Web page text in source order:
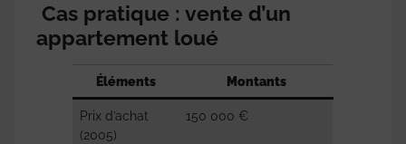
Cas pratique : vente d’un
appartement loué
Éléments Montants
Prix d’achat
(2005)
150 000 €